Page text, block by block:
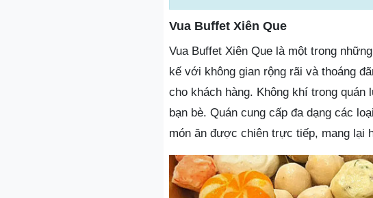
Vua Buffet Xiên Que
Vua Buffet Xiên Que là một trong
kế với không gian rộng rãi và thoáng
cho khách hàng. Không khí trong
bạn bè. Quán cung cấp đa dạng các
món ăn được chiên trực tiếp, mang lại